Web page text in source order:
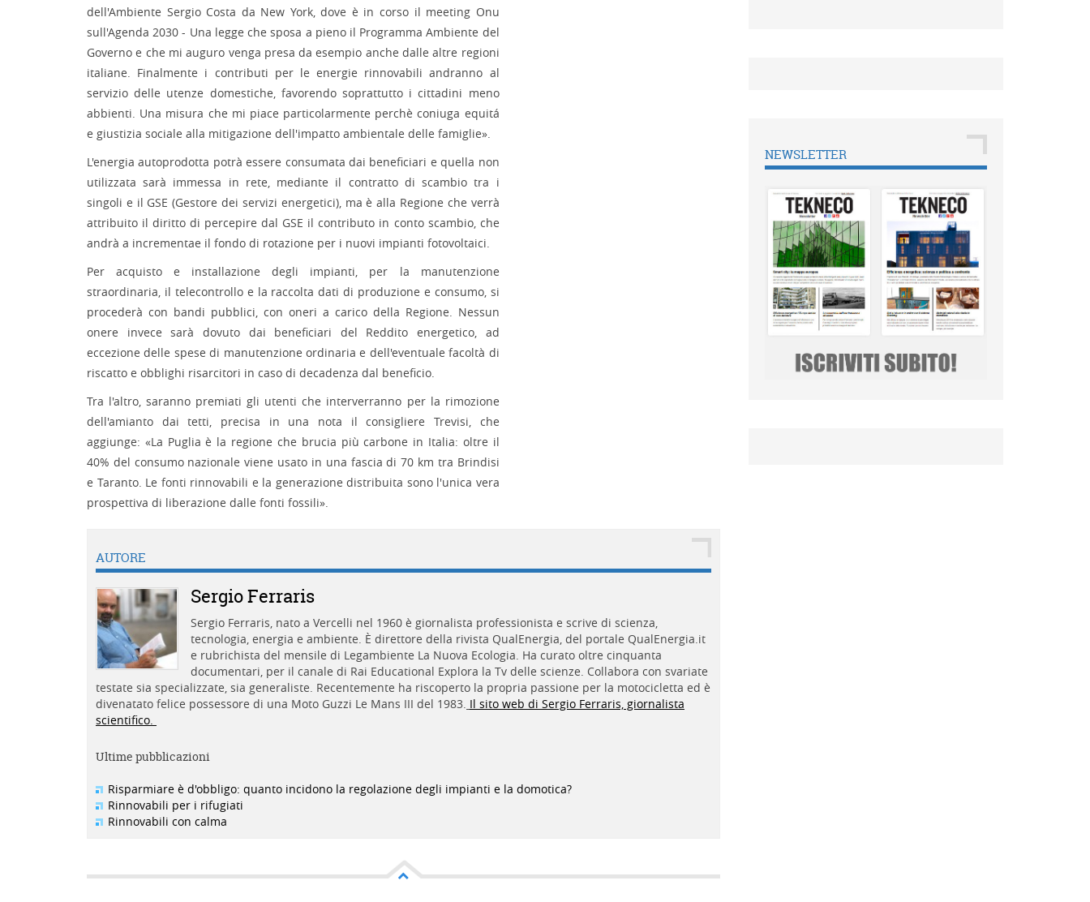
dell'Ambiente Sergio Costa da New York, dove è in corso il meeting Onu
sull'Agenda 2030 - Una legge che sposa a pieno il Programma Ambiente del
Governo e che mi auguro venga presa da esempio anche dalle altre regioni
italiane. Finalmente i contributi per le energie rinnovabili andranno al
servizio delle utenze domestiche, favorendo soprattutto i cittadini meno
abbienti. Una misura che mi piace particolarmente perchè coniuga equitá
e giustizia sociale alla mitigazione dell'impatto ambientale delle famiglie».
L'energia autoprodotta potrà essere consumata dai beneficiari e quella non
utilizzata sarà immessa in rete, mediante il contratto di scambio tra i
singoli e il GSE (Gestore dei servizi energetici), ma è alla Regione che verrà
attribuito il diritto di percepire dal GSE il contributo in conto scambio, che
andrà a incrementae il fondo di rotazione per i nuovi impianti fotovoltaici.
Per acquisto e installazione degli impianti, per la manutenzione
straordinaria, il telecontrollo e la raccolta dati di produzione e consumo, si
procederà con bandi pubblici, con oneri a carico della Regione. Nessun
onere invece sarà dovuto dai beneficiari del Reddito energetico, ad
eccezione delle spese di manutenzione ordinaria e dell'eventuale facoltà di
riscatto e obblighi risarcitori in caso di decadenza dal beneficio.
Tra l'altro, saranno premiati gli utenti che interverranno per la rimozione
dell'amianto dai tetti, precisa in una nota il consigliere Trevisi, che
aggiunge: «La Puglia è la regione che brucia più carbone in Italia: oltre il
40% del consumo nazionale viene usato in una fascia di 70 km tra Brindisi
e Taranto. Le fonti rinnovabili e la generazione distribuita sono l'unica vera
prospettiva di liberazione dalle fonti fossili».
AUTORE
Sergio Ferraris
Sergio Ferraris, nato a Vercelli nel 1960 è giornalista professionista e scrive di scienza,
tecnologia, energia e ambiente. È direttore della rivista QualEnergia, del portale QualEnergia.it
e rubrichista del mensile di Legambiente La Nuova Ecologia. Ha curato oltre cinquanta
documentari, per il canale di Rai Educational Explora la Tv delle scienze. Collabora con svariate
testate sia specializzate, sia generaliste. Recentemente ha riscoperto la propria passione per la motocicletta ed è
divenatato felice possessore di una Moto Guzzi Le Mans III del 1983. Il sito web di Sergio Ferraris, giornalista
scientifico.
Ultime pubblicazioni
Risparmiare è d'obbligo: quanto incidono la regolazione degli impianti e la domotica?
Rinnovabili per i rifugiati
Rinnovabili con calma
NEWSLETTER